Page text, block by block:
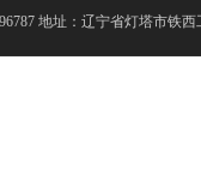
地址：辽宁省灯塔市铁西